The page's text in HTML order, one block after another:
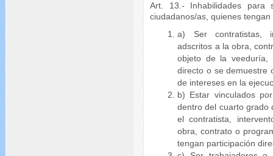
Art. 13.- Inhabilidades para
ciudadanos/as, quienes
a) Ser contratistas,
adscritos a la obra,
objeto de la veeduría,
directo o se demuestre
de intereses en la
b) Estar vinculados
dentro del cuarto grado
el contratista,
obra, contrato o
tengan participación